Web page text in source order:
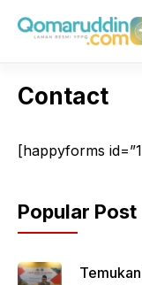
Contact
[happyforms
Popular Post